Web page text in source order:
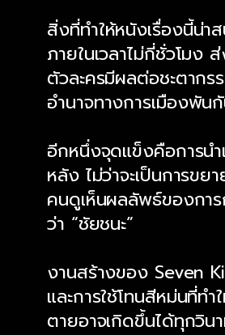
สิ่งที่ทำให้หนังเรื่องนี้น่
ภายในเวลาไม่กี่ชั่วโม
ตัวละครมีผลต่อชะตากร
อำนาจทางการเมืองพัน
อีกหนึ่งจุดแข็งคือการนำ
หลัง ไม่ว่าจะเป็นการข
คนดูเห็นผลลัพธ์ของกา
ว่า “ชัยชนะ”
งานสร้างของ Seven
และการใช้โทนสีหม่นที่ท
ตายอาจเกิดขึ้นได้ทุกวิน